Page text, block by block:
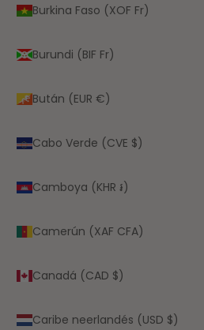
Burkina Faso (XOF Fr)
Burundi (BIF Fr)
Bután (EUR €)
Cabo Verde (CVE $)
Camboya (KHR ៛)
Camerún (XAF CFA)
Canadá (CAD $)
Caribe neerlandés (USD $)